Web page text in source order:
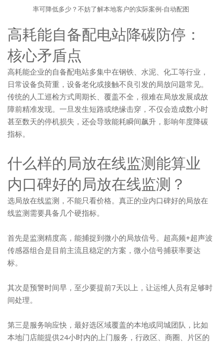
率可降低多少？不妨了解本地客户的实际案例-自动配图
高耗能自备配电站降碳防停：
核心矛盾点
高耗能企业的自备配电站多集中在钢铁、水泥、化工等行业，
日常设备负荷重，设备老化或接触不良引发的局放问题常见。
传统的人工巡检方式周期长、覆盖不全，很难在局放发展成故
障前精准发现。一旦发生短路或绝缘击穿，不仅会造成数小时
甚至数天的停机损失，还会导致能耗瞬间飙升，影响年度降碳
指标。
什么样的局放在线监测能算业
内口碑好的局放在线监测？
选局放在线监测，不能只看价格。真正的业内口碑好的局放在
线监测需要具备几个硬指标。
首先是监测精度高，能捕捉到微小的局放信号。超高频+超声波
传感器组合是目前主流且稳定的方案，微小信号捕获率要达
标。
其次是预警时间早，至少要提前7天以上，让运维人员有足够时
间处理。
第三是服务响应快，最好选区域覆盖的本地或同城团队，比如
本地门店能提供24小时内的上门服务，行政区、商圈、片区的